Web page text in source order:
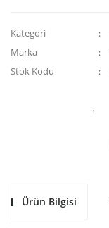
Kategori
Marka
Stok Kodu
Ürün Bilgisi